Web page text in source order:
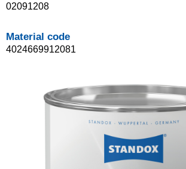
02091208
Material code
4024669912081